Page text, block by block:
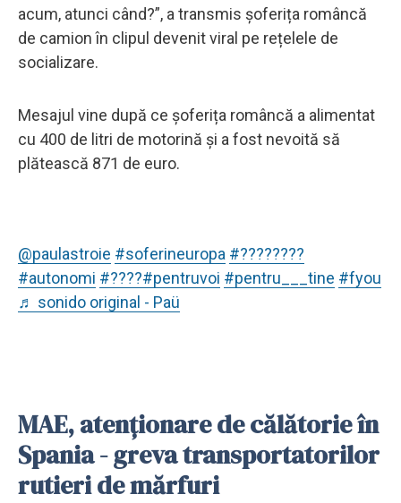
acum, atunci când?”, a transmis șoferița româncă
de camion în clipul devenit viral pe rețelele de
socializare.
Mesajul vine după ce șoferița româncă a alimentat
cu 400 de litri de motorină și a fost nevoită să
plătească 871 de euro.
@paulastroie #soferineuropa #????????
#autonomi #????#pentruvoi #pentru___tine #fyou
♬ sonido original - Paü
MAE, atenţionare de călătorie în
Spania - greva transportatorilor
rutieri de mărfuri